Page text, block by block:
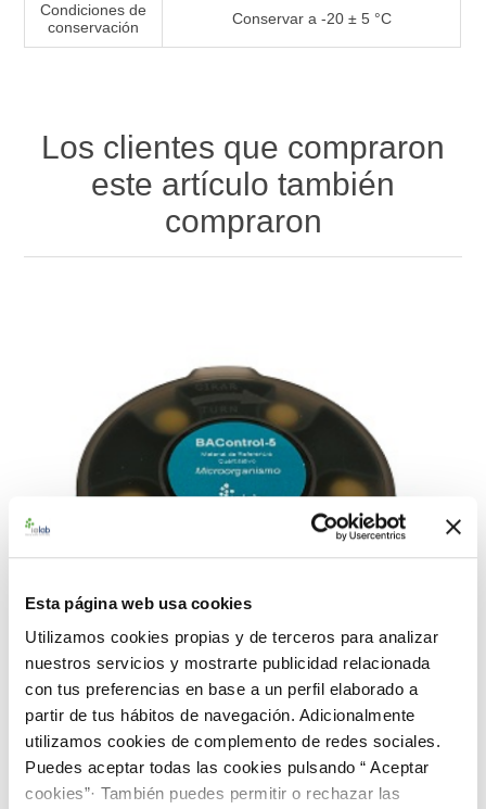
Esta página web usa cookies
Utilizamos cookies propias y de terceros para analizar
nuestros servicios y mostrarte publicidad relacionada
con tus preferencias en base a un perfil elaborado a
partir de tus hábitos de navegación. Adicionalmente
utilizamos cookies de complemento de redes sociales.
Puedes aceptar todas las cookies pulsando “ Aceptar
cookies”· También puedes permitir o rechazar las
Condiciones de
conservación
Conservar a -20 ± 5 °C
Los clientes que compraron
este artículo también
compraron
990099 BACredi BC-5 Rango Alto C. perfringens
CECT 376